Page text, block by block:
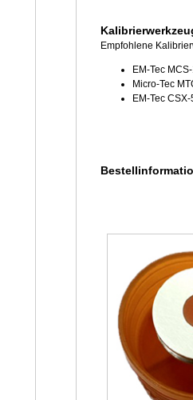
Empfohlene
EM-Tec
Micro-Tec
EM-Tec